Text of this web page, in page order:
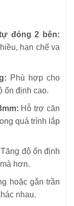
đóng 2 bên:
hạn chế va
Phù hợp cho
ổn định cao.
Hỗ trợ căn
quá trình lắp
Tăng độ ổn định
hơn.
hoặc gắn trần
nhau.